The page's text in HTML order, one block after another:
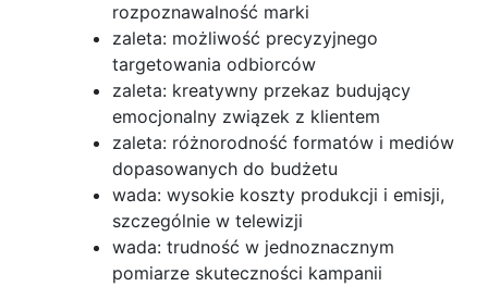
rozpoznawalność marki
zaleta: możliwość precyzyjnego
targetowania odbiorców
zaleta: kreatywny przekaz budujący
emocjonalny związek z klientem
zaleta: różnorodność formatów i mediów
dopasowanych do budżetu
wada: wysokie koszty produkcji i emisji,
szczególnie w telewizji
wada: trudność w jednoznacznym
pomiarze skuteczności kampanii